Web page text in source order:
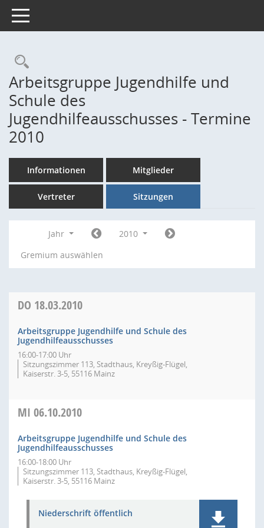
Toggle navigation
Rechercheauswahl
Arbeitsgruppe Jugendhilfe und
Schule des
Jugendhilfeausschusses - Termine
2010
Informationen Mitglieder
Vertreter Sitzungen
Jahr
2010
Gremium auswählen
DO 18.03.2010
Arbeitsgruppe Jugendhilfe und Schule des
Jugendhilfeausschusses
16:00-17:00 Uhr
Sitzungszimmer 113, Stadthaus, Kreyßig-Flügel,
Kaiserstr. 3-5, 55116 Mainz
MI 06.10.2010
Arbeitsgruppe Jugendhilfe und Schule des
Jugendhilfeausschusses
16:00-18:00 Uhr
Sitzungszimmer 113, Stadthaus, Kreyßig-Flügel,
Kaiserstr. 3-5, 55116 Mainz
Niederschrift öffentlich